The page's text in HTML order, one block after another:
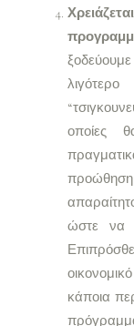
οποίες
προώθηση
ώστε να
κάποια